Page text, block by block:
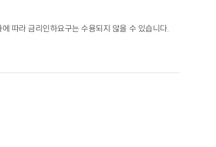
따라 금리인하요구는 수용되지 않을 수 있습니다.